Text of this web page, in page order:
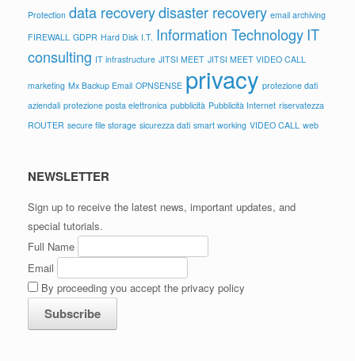
Protection data recoverydisaster recovery email archiving
FIREWALL GDPR Hard Disk I.T. Information TechnologyIT
consulting IT infrastructure JITSI MEET JITSI MEET VIDEO CALL
marketing Mx Backup Email OPNSENSE privacy protezione dati
aziendali protezione posta elettronica pubblicità Pubblicità Internet riservatezza
ROUTER secure file storage sicurezza dati smart working VIDEO CALL web
NEWSLETTER
Sign up to receive the latest news, important updates, and
special tutorials.
Full Name
Email
By proceeding you accept the privacy policy